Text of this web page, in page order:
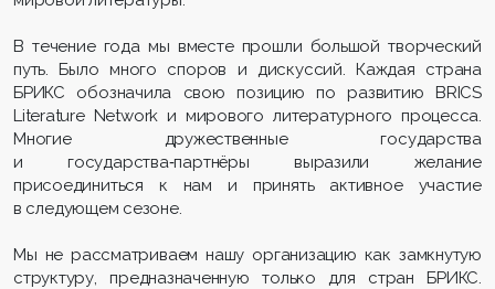
В течение года мы вместе прошли большой творческий
путь. Было много споров и дискуссий. Каждая страна
БРИКС обозначила свою позицию по развитию BRICS
Literature Network и мирового литературного процесса.
Многие дружественные государства
и государства‑партнёры выразили желание
присоединиться к нам и принять активное участие
в следующем сезоне.
Мы не рассматриваем нашу организацию как замкнутую
структуру, предназначенную только для стран БРИКС.